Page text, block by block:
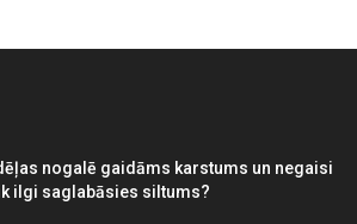
nogalē gaidāms karstums un negaisi
ilgi saglabāsies siltums?